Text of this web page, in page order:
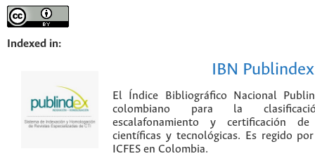
Indexed in:
IBN Publindex
El Índice Bibliográfico Nacional
colombiano para la
escalafonamiento y certificación
científicas y tecnológicas. Es regido
ICFES en Colombia.